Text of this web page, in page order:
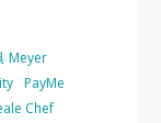
Meyer
PayMe
Chef